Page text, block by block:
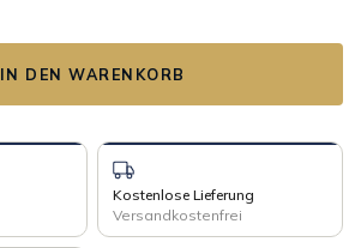
IN DEN WARENKORB
Kostenlose Lieferung
Versandkostenfrei